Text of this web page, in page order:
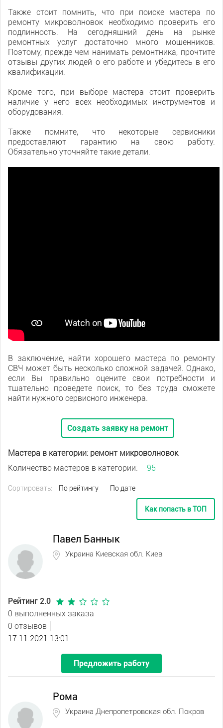
Также стоит помнить, что при поиске мастера по
ремонту микроволновок необходимо проверить его
подлинность. На сегодняшний день на рынке
ремонтных услуг достаточно много мошенников.
Поэтому, прежде чем нанимать ремонтника, прочтите
отзывы других людей о его работе и убедитесь в его
квалификации.
Кроме того, при выборе мастера стоит проверить
наличие у него всех необходимых инструментов и
оборудования.
Также помните, что некоторые сервисники
предоставляют гарантию на свою работу.
Обязательно уточняйте такие детали.
В заключение, найти хорошего мастера по ремонту
СВЧ может быть несколько сложной задачей. Однако,
если Вы правильно оцените свои потребности и
тщательно проведете поиск, то без труда сможете
найти нужного сервисного инженера.
Создать заявку на ремонт
Мастера в категории: ремонт микроволновок
Количество мастеров в категории:
95
Сортировать: По рейтингу По дате
Как попасть в ТОП
Павел Баннык
Украина Киевская обл. Киев
Рейтинг 2.0
0 выполненных заказа
0 отзывов
17.11.2021 13:01
Предложить работу
Рома
Украина Днепропетровская обл. Покров